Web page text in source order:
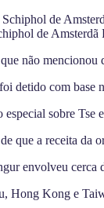
de Amsterdã
não
detido com
sobre
que a receita da
envolveu cerca
Hong Kong e